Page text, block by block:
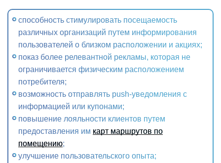
способность стимулировать посещаемость
различных организаций путем информирования
пользователей о близком расположении и акциях;
показ более релевантной рекламы, которая не
ограничивается физическим расположением
потребителя;
возможность отправлять push-уведомления с
информацией или купонами;
повышение лояльности клиентов путем
предоставления им карт маршрутов по
помещению;
улучшение пользовательского опыта;